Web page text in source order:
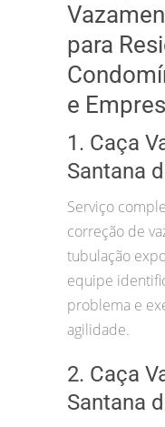
para
e
1. Caça
Santana
Serviço
correção de
tubulação
equipe
problema e
agilidade.
2. Caça
Santana